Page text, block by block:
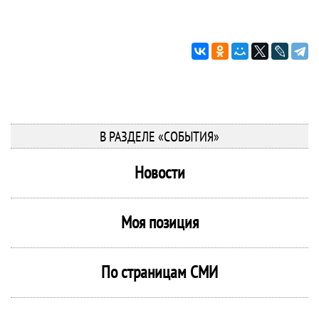
В РАЗДЕЛЕ «СОБЫТИЯ»
Новости
Моя позиция
По страницам СМИ